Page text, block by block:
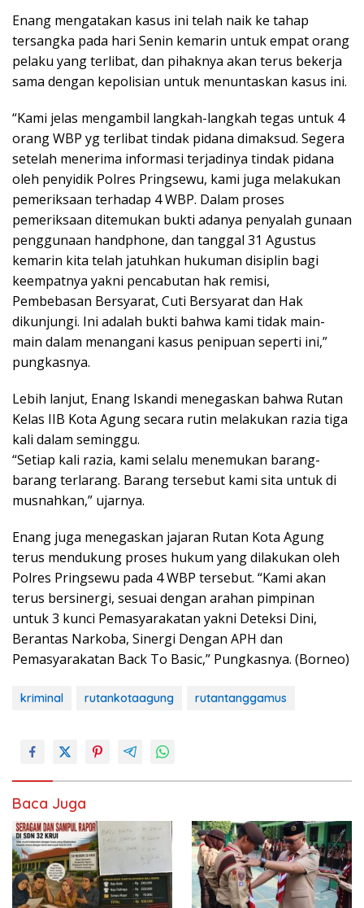
Enang mengatakan kasus ini telah naik ke tahap
tersangka pada hari Senin kemarin untuk empat orang
pelaku yang terlibat, dan pihaknya akan terus bekerja
sama dengan kepolisian untuk menuntaskan kasus ini.
“Kami jelas mengambil langkah-langkah tegas untuk 4
orang WBP yg terlibat tindak pidana dimaksud. Segera
setelah menerima informasi terjadinya tindak pidana
oleh penyidik Polres Pringsewu, kami juga melakukan
pemeriksaan terhadap 4 WBP. Dalam proses
pemeriksaan ditemukan bukti adanya penyalah gunaan
penggunaan handphone, dan tanggal 31 Agustus
kemarin kita telah jatuhkan hukuman disiplin bagi
keempatnya yakni pencabutan hak remisi,
Pembebasan Bersyarat, Cuti Bersyarat dan Hak
dikunjungi. Ini adalah bukti bahwa kami tidak main-
main dalam menangani kasus penipuan seperti ini,”
pungkasnya.
Lebih lanjut, Enang Iskandi menegaskan bahwa Rutan
Kelas IIB Kota Agung secara rutin melakukan razia tiga
kali dalam seminggu.
“Setiap kali razia, kami selalu menemukan barang-
barang terlarang. Barang tersebut kami sita untuk di
musnahkan,” ujarnya.
Enang juga menegaskan jajaran Rutan Kota Agung
terus mendukung proses hukum yang dilakukan oleh
Polres Pringsewu pada 4 WBP tersebut. “Kami akan
terus bersinergi, sesuai dengan arahan pimpinan
untuk 3 kunci Pemasyarakatan yakni Deteksi Dini,
Berantas Narkoba, Sinergi Dengan APH dan
Pemasyarakatan Back To Basic,” Pungkasnya. (Borneo)
kriminal rutankotaagung rutantanggamus
Baca Juga